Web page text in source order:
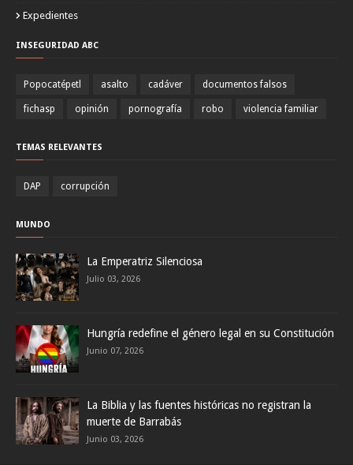
Expedientes
INSEGURIDAD ABC
Popocatépetl asalto cadáver documentos falsos
fichasp opinión pornografía robo violencia familiar
TEMAS RELEVANTES
DAP corrupción
MUNDO
La Emperatriz Silenciosa
Julio 03, 2026
Hungría redefine el género legal en su Constitución
Junio 07, 2026
La Biblia y las fuentes históricas no registran la
muerte de Barrabás
Junio 03, 2026